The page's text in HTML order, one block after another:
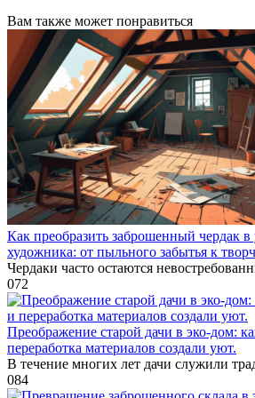
Вам также может понравиться
Как преобразить заброшенный чердак
художника: от пыльного забытья к
Чердаки часто остаются
072
Преображение старой дачи в эко-дом:
переработка материалов создали уют.
В течение многих лет дачи служили
084